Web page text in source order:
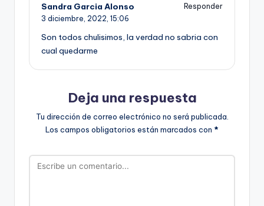
Sandra Garcia Alonso
Responder
3 diciembre, 2022, 15:06
Son todos chulisimos, la verdad no sabria con
cual quedarme
Deja una respuesta
Tu dirección de correo electrónico no será publicada.
Los campos obligatorios están marcados con *